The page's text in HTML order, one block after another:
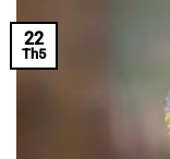
22
Th5